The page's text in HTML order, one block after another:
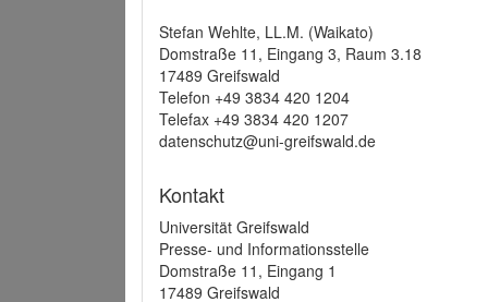
Stefan Wehlte, LL.M. (Waikato)
Domstraße 11, Eingang 3, Raum 3.18
17489 Greifswald
Telefon +49 3834 420 1204
Telefax +49 3834 420 1207
datenschutz@uni-greifswald.de
Kontakt
Universität Greifswald
Presse- und Informationsstelle
Domstraße 11, Eingang 1
17489 Greifswald